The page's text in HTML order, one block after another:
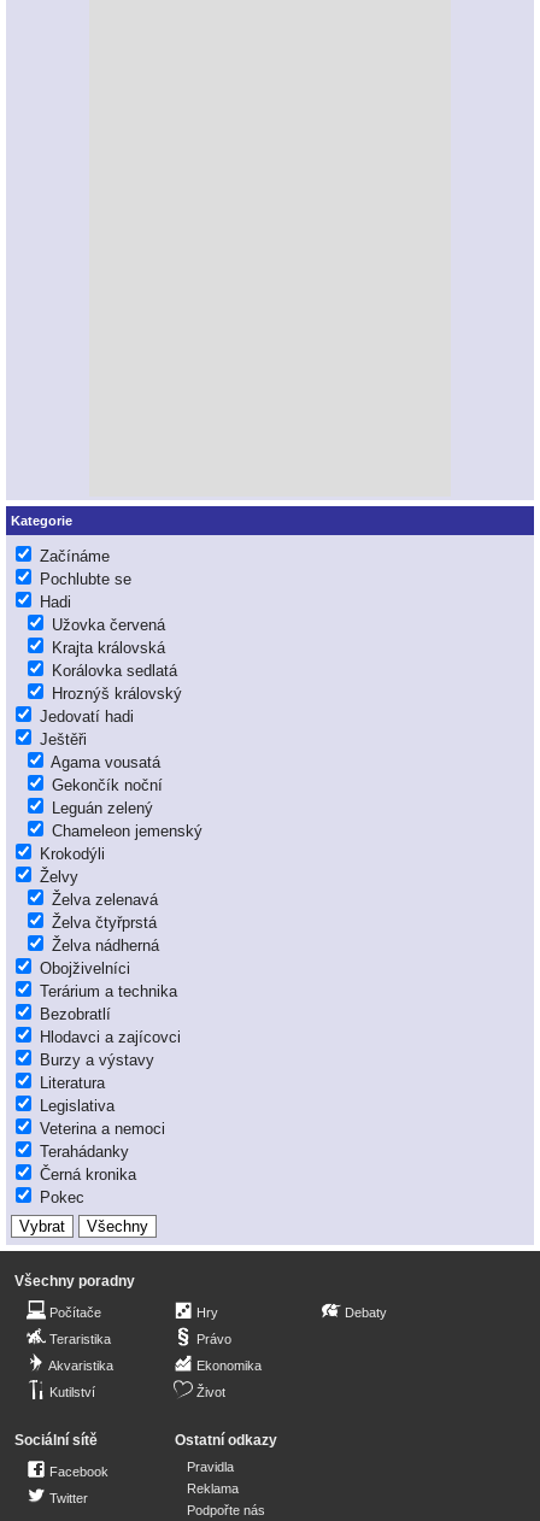
Kategorie
Začínáme
Pochlubte se
Hadi
Užovka červená
Krajta královská
Korálovka sedlatá
Hroznýš královský
Jedovatí hadi
Ještěři
Agama vousatá
Gekončík noční
Leguán zelený
Chameleon jemenský
Krokodýli
Želvy
Želva zelenavá
Želva čtyřprstá
Želva nádherná
Obojživelníci
Terárium a technika
Bezobratlí
Hlodavci a zajícovci
Burzy a výstavy
Literatura
Legislativa
Veterina a nemoci
Terahádanky
Černá kronika
Pokec
Všechny poradny
Počítače
Teraristika
Akvaristika
Kutilství
Hry
Právo
Ekonomika
Život
Debaty
Sociální sítě
Facebook
Twitter
Ostatní odkazy
Pravidla
Reklama
Podpořte nás